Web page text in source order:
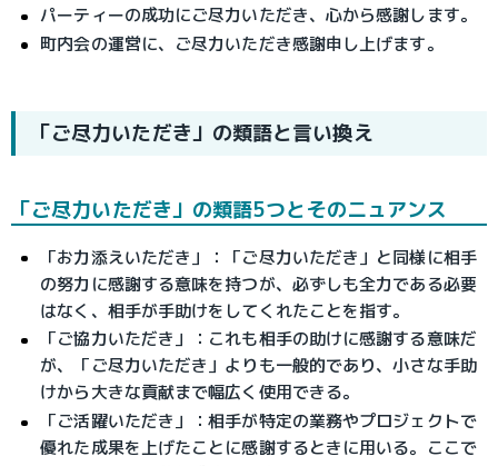
パーティーの成功にご尽力いただき、心から感謝します。
町内会の運営に、ご尽力いただき感謝申し上げます。
「ご尽力いただき」の類語と言い換え
「ご尽力いただき」の類語5つとそのニュアンス
「お力添えいただき」：「ご尽力いただき」と同様に相手
の努力に感謝する意味を持つが、必ずしも全力である必要
はなく、相手が手助けをしてくれたことを指す。
「ご協力いただき」：これも相手の助けに感謝する意味だ
が、「ご尽力いただき」よりも一般的であり、小さな手助
けから大きな貢献まで幅広く使用できる。
「ご活躍いただき」：相手が特定の業務やプロジェクトで
優れた成果を上げたことに感謝するときに用いる。ここで